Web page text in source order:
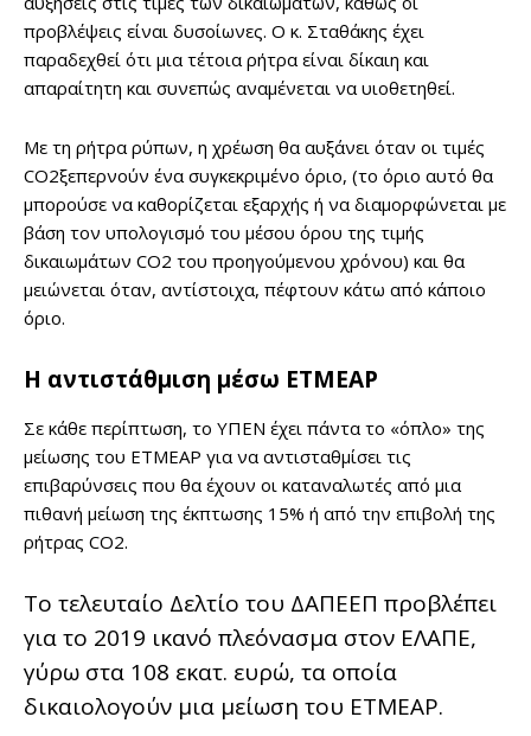
προβλέψεις είναι δυσοίωνες. Ο κ. Σταθάκης έχει
παραδεχθεί ότι μια τέτοια ρήτρα είναι δίκαιη και
απαραίτητη και συνεπώς αναμένεται να υιοθετηθεί.
Με τη ρήτρα ρύπων, η χρέωση θα αυξάνει όταν οι τιμές
CO2ξεπερνούν ένα συγκεκριμένο όριο, (το όριο αυτό θα
μπορούσε να καθορίζεται εξαρχής ή να διαμορφώνεται με
βάση τον υπολογισμό του μέσου όρου της τιμής
δικαιωμάτων CO2 του προηγούμενου χρόνου) και θα
μειώνεται όταν, αντίστοιχα, πέφτουν κάτω από κάποιο
όριο.
Η αντιστάθμιση μέσω ΕΤΜΕΑΡ
Σε κάθε περίπτωση, το ΥΠΕΝ έχει πάντα το «όπλο» της
μείωσης του ΕΤΜΕΑΡ για να αντισταθμίσει τις
επιβαρύνσεις που θα έχουν οι καταναλωτές από μια
πιθανή μείωση της έκπτωσης 15% ή από την επιβολή της
ρήτρας CO2.
Το τελευταίο Δελτίο του ΔΑΠΕΕΠ προβλέπει
για το 2019 ικανό πλεόνασμα στον ΕΛΑΠΕ,
γύρω στα 108 εκατ. ευρώ, τα οποία
δικαιολογούν μια μείωση του ΕΤΜΕΑΡ.